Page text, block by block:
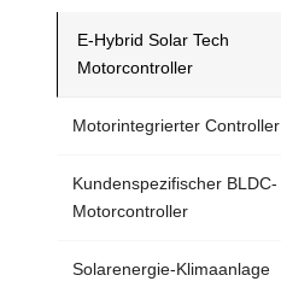
E-Hybrid Solar Tech
Motorcontroller
Motorintegrierter Controller
Kundenspezifischer BLDC-
Motorcontroller
Solarenergie-Klimaanlage